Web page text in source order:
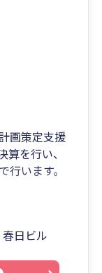
画策定支援
を行い、
います。
利益を出し
日ビル